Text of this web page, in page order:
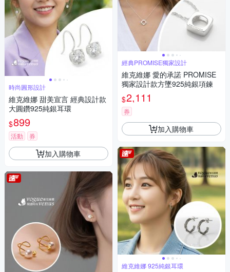
時尚圓形設計
維克維娜 甜美宣言 經典設計款
大圓鑽925純銀耳環
$899
活動 券
加入購物車
經典PROMISE獨家設計
維克維娜 愛的承諾 PROMISE
獨家設計款方墜925純銀項鍊
$2,111
券
加入購物車
維克維娜 925純銀耳環